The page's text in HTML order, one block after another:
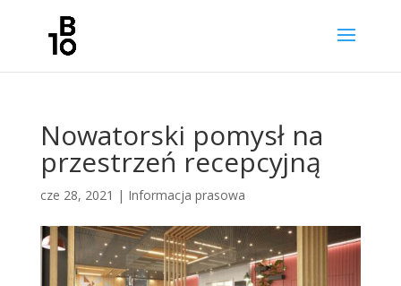
Nowatorski pomysł na
przestrzeń recepcyjną
cze 28, 2021 | Informacja prasowa